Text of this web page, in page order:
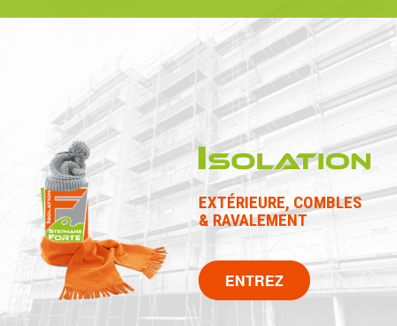
EXTÉRIEURE, COMBLES
& RAVALEMENT
ENTREZ